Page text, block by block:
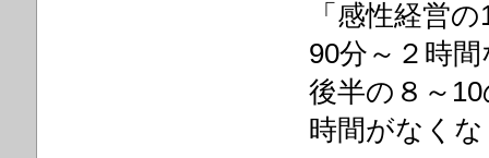
「感性経営
90分～２時
後半の８～
時間がなく